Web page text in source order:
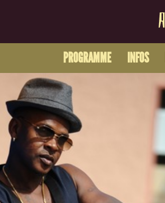
PROGRAMME INFOS